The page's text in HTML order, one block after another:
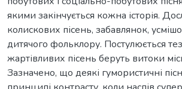
якими закінчується кожна історія.
колискових пісень, забавлянок,
дитячого фольклору. Постулюється
жартівливих пісень беруть витоки
Зазначено, що деякі гумористичні